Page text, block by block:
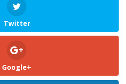
Twitter
Google+